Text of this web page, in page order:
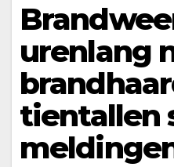
urenlang
tientallen